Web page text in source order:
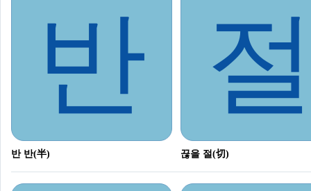
반
반 반(半) 끊을 절(切)